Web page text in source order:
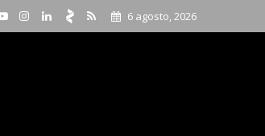
6 agosto, 2026